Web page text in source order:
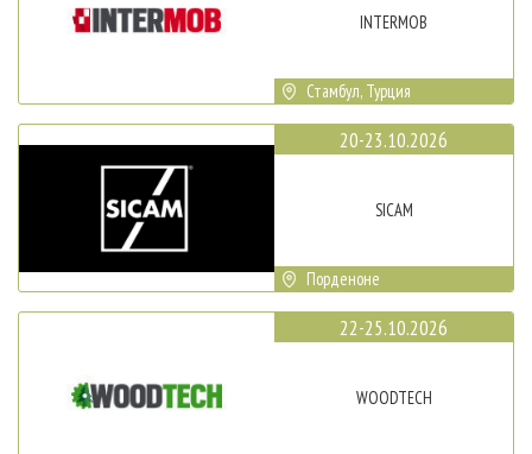
INTERMOB
Стамбул, Турция
20-23.10.2026
SICAM
Порденоне
22-25.10.2026
WOODTECH